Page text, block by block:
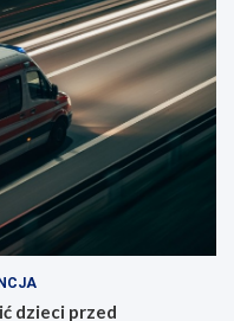
dzieci przed